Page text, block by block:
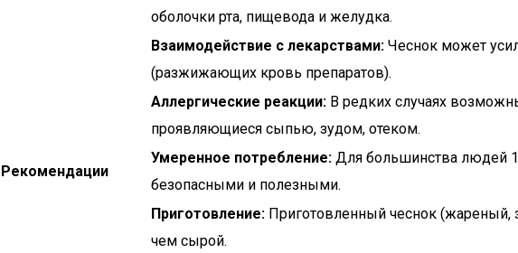
оболочки рта, пищевода и желудка.
Взаимодействие с лекарствами: Чеснок может
(разжижающих кровь препаратов).
Аллергические реакции: В редких случаях
проявляющиеся сыпью, зудом, отеком.
Рекомендации
Умеренное потребление: Для большинства людей
безопасными и полезными.
Приготовление: Приготовленный чеснок (жареный,
чем сырой.